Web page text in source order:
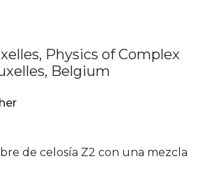
Physics of Complex
Belgium
de celosía Z2 con una mezcla